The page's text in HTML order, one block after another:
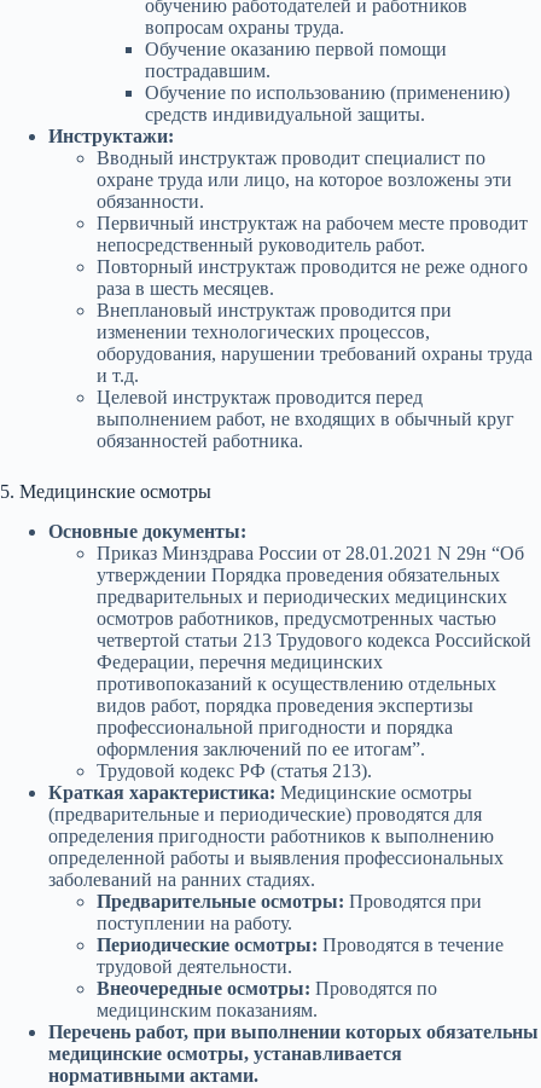
обучению работодателей и работников
вопросам охраны труда.
Обучение оказанию первой помощи
пострадавшим.
Обучение по использованию (применению)
средств индивидуальной защиты.
Инструктажи:
Вводный инструктаж проводит специалист по
охране труда или лицо, на которое возложены эти
обязанности.
Первичный инструктаж на рабочем месте проводит
непосредственный руководитель работ.
Повторный инструктаж проводится не реже одного
раза в шесть месяцев.
Внеплановый инструктаж проводится при
изменении технологических процессов,
оборудования, нарушении требований охраны труда
и т.д.
Целевой инструктаж проводится перед
выполнением работ, не входящих в обычный круг
обязанностей работника.
5. Медицинские осмотры
Основные документы:
Приказ Минздрава России от 28.01.2021 N 29н “Об
утверждении Порядка проведения обязательных
предварительных и периодических медицинских
осмотров работников, предусмотренных частью
четвертой статьи 213 Трудового кодекса Российской
Федерации, перечня медицинских
противопоказаний к осуществлению отдельных
видов работ, порядка проведения экспертизы
профессиональной пригодности и порядка
оформления заключений по ее итогам”.
Трудовой кодекс РФ (статья 213).
Краткая характеристика: Медицинские осмотры
(предварительные и периодические) проводятся для
определения пригодности работников к выполнению
определенной работы и выявления профессиональных
заболеваний на ранних стадиях.
Предварительные осмотры: Проводятся при
поступлении на работу.
Периодические осмотры: Проводятся в течение
трудовой деятельности.
Внеочередные осмотры: Проводятся по
медицинским показаниям.
Перечень работ, при выполнении которых обязательны
медицинские осмотры, устанавливается
нормативными актами.